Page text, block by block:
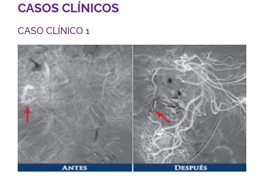
CASOS CLÍNICOS
CASO CLÍNICO 1